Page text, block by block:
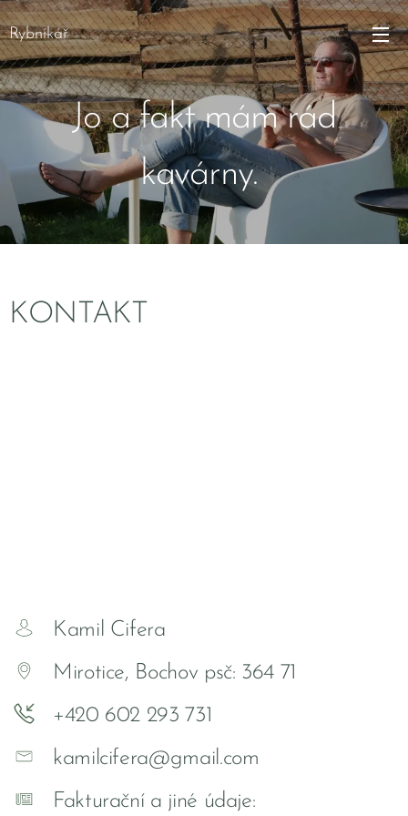
Rybníkář
Jo a fakt mám rád
kavárny.
KONTAKT
Kamil Cifera
Mirotice, Bochov psč: 364 71
+420 602 293 731
kamilcifera@gmail.com
Fakturační a jiné údaje: